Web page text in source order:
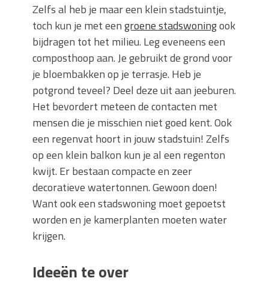
Zelfs al heb je maar een klein stadstuintje,
toch kun je met eengroene stadswoningook
bijdragen tot het milieu. Leg eveneens een
composthoop aan. Je gebruikt de grond voor
je bloembakken op je terrasje. Heb je
potgrond teveel? Deel deze uit aan jeeburen.
Het bevordert meteen de contacten met
mensen die je misschien niet goed kent. Ook
een regenvat hoort in jouw stadstuin! Zelfs
op een klein balkon kun je al een regenton
kwijt. Er bestaan compacte en zeer
decoratieve watertonnen. Gewoon doen!
Want ook een stadswoning moet gepoetst
worden en je kamerplanten moeten water
krijgen.
Ideeën te over